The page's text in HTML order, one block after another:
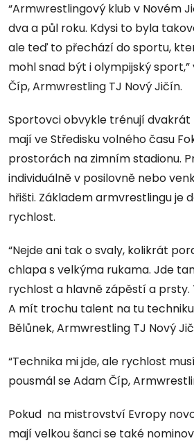
“Armwrestlingový klub v Novém
dva a půl roku. Kdysi to byla
ale teď to přechází do sportu,
mohl snad být i olympijský
Číp, Armwrestling TJ Nový Jičín.
Sportovci obvykle trénují dvakrát
mají ve Středisku volného času
prostorách na zimním stadionu.
individuálně v posilovně nebo
hřišti. Základem armvrestlingu je
rychlost.
“Nejde ani tak o svaly, kolikrát
chlapa s velkýma rukama. Jde
rychlost a hlavně zápěstí a prsty.
A mít trochu talent na tu
Bělůnek, Armwrestling TJ Nový
“Technika mi jde, ale rychlost
pousmál se Adam Číp,
Pokud na mistrovství Evropy
mají velkou šanci se také